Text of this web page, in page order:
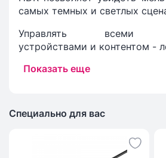
самых темных и светлых
Управлять всеми
устройствами и контентом -
Показать еще
Специально для вас